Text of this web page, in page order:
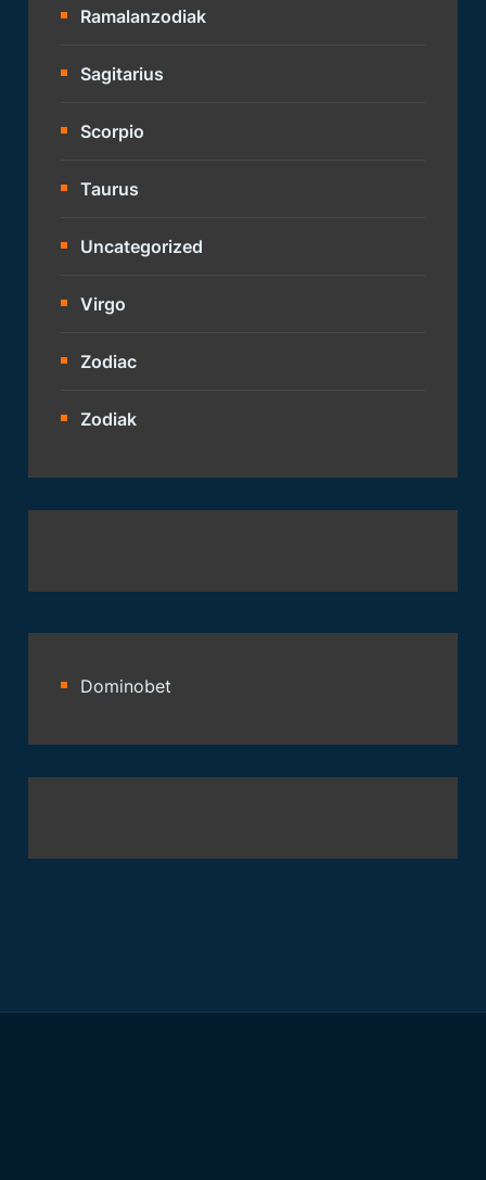
Ramalanzodiak
Sagitarius
Scorpio
Taurus
Uncategorized
Virgo
Zodiac
Zodiak
Dominobet